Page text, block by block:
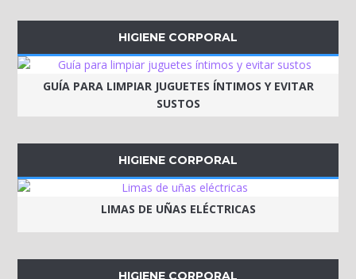
HIGIENE CORPORAL
GUÍA PARA LIMPIAR JUGUETES ÍNTIMOS Y EVITAR
SUSTOS
HIGIENE CORPORAL
LIMAS DE UÑAS ELÉCTRICAS
HIGIENE CORPORAL